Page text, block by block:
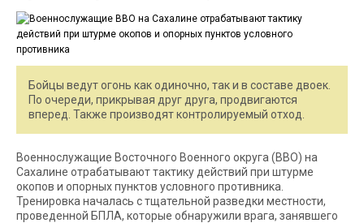
Бойцы ведут огонь как одиночно, так и в составе двоек.
По очереди, прикрывая друг друга, продвигаются
вперед. Также производят контролируемый отход.
Военнослужащие Восточного Военного округа (ВВО) на
Сахалине отрабатывают тактику действий при штурме
окопов и опорных пунктов условного противника.
Тренировка началась с тщательной разведки местности,
проведенной БПЛА, которые обнаружили врага, занявшего